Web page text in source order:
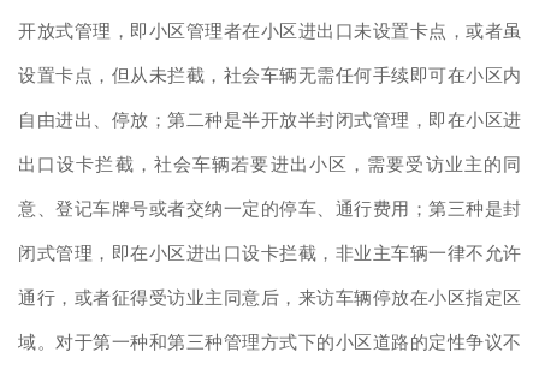
开放式管理，即小区管理者在小区进出口未设置卡点，或者虽
设置卡点，但从未拦截，社会车辆无需任何手续即可在小区内
自由进出、停放；第二种是半开放半封闭式管理，即在小区进
出口设卡拦截，社会车辆若要进出小区，需要受访业主的同
意、登记车牌号或者交纳一定的停车、通行费用；第三种是封
闭式管理，即在小区进出口设卡拦截，非业主车辆一律不允许
通行，或者征得受访业主同意后，来访车辆停放在小区指定区
域。对于第一种和第三种管理方式下的小区道路的定性争议不